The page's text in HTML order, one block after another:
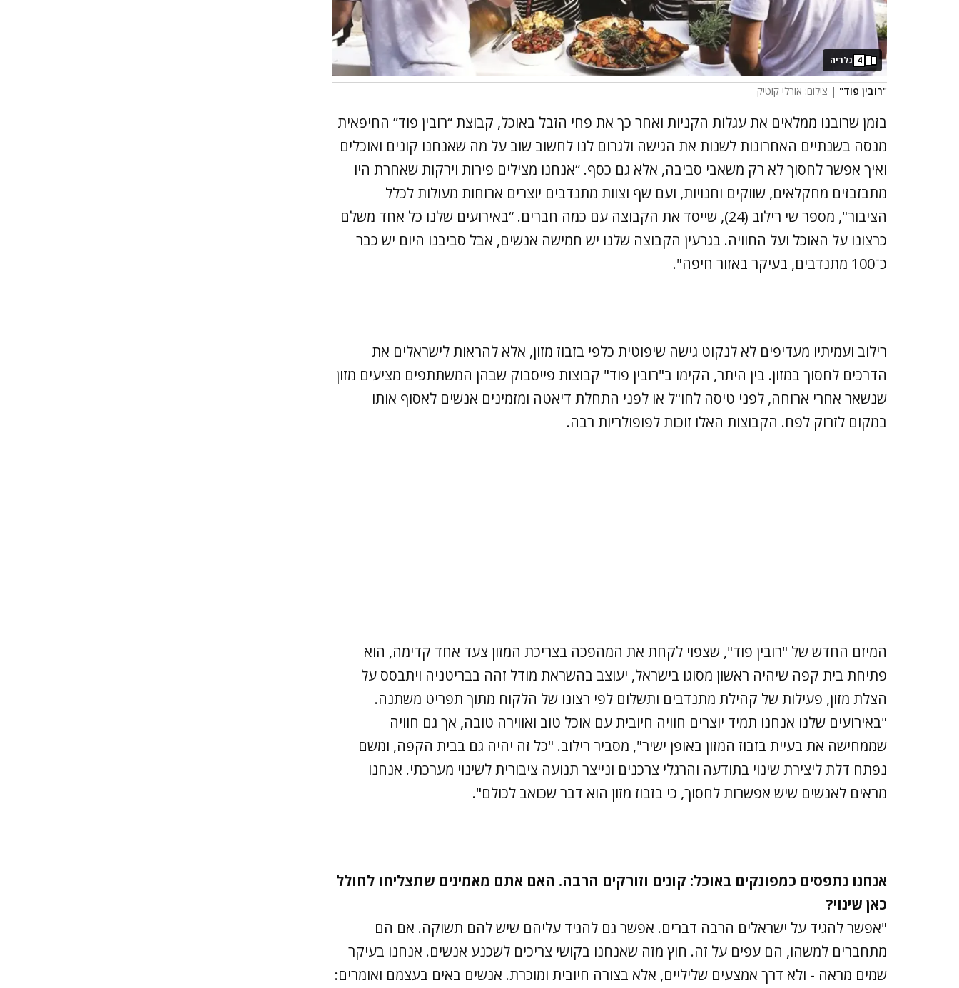
"רובין פוד" | צילום: אורלי קוטיק
4 גלריה
בזמן שרובנו ממלאים את עגלות הקניות ואחר כך את פחי הזבל באוכל, קבוצת “רובין פוד” החיפאית
מנסה בשנתיים האחרונות לשנות את הגישה ולגרום לנו לחשוב שוב על מה שאנחנו קונים ואוכלים
ואיך אפשר לחסוך לא רק משאבי סביבה, אלא גם כסף. “אנחנו מצילים פירות וירקות שאחרת היו
מתבזבזים מחקלאים, שווקים וחנויות, ועם שף וצוות מתנדבים יוצרים ארוחות מעולות לכלל
הציבור", מספר שי רילוב (24), שייסד את הקבוצה עם כמה חברים. “באירועים שלנו כל אחד משלם
כרצונו על האוכל ועל החוויה. בגרעין הקבוצה שלנו יש חמישה אנשים, אבל סביבנו היום יש כבר
כ־100 מתנדבים, בעיקר באזור חיפה".
רילוב ועמיתיו מעדיפים לא לנקוט גישה שיפוטית כלפי בזבוז מזון, אלא להראות לישראלים את
הדרכים לחסוך במזון. בין היתר, הקימו ב"רובין פוד" קבוצות פייסבוק שבהן המשתתפים מציעים מזון
שנשאר אחרי ארוחה, לפני טיסה לחו"ל או לפני התחלת דיאטה ומזמינים אנשים לאסוף אותו
במקום לזרוק לפח. הקבוצות האלו זוכות לפופולריות רבה.
המיזם החדש של "רובין פוד", שצפוי לקחת את המהפכה בצריכת המזון צעד אחד קדימה, הוא
פתיחת בית קפה שיהיה ראשון מסוגו בישראל, יעוצב בהשראת מודל זהה בבריטניה ויתבסס על
הצלת מזון, פעילות של קהילת מתנדבים ותשלום לפי רצונו של הלקוח מתוך תפריט משתנה.
"באירועים שלנו אנחנו תמיד יוצרים חוויה חיובית עם אוכל טוב ואווירה טובה, אך גם חוויה
שממחישה את בעיית בזבוז המזון באופן ישיר", מסביר רילוב. "כל זה יהיה גם בבית הקפה, ומשם
נפתח דלת ליצירת שינוי בתודעה והרגלי צרכנים ונייצר תנועה ציבורית לשינוי מערכתי. אנחנו
מראים לאנשים שיש אפשרות לחסוך, כי בזבוז מזון הוא דבר שכואב לכולם".
אנחנו נתפסים כמפונקים באוכל: קונים וזורקים הרבה. האם אתם מאמינים שתצליחו לחולל
כאן שינוי?
"אפשר להגיד על ישראלים הרבה דברים. אפשר גם להגיד עליהם שיש להם תשוקה. אם הם
מתחברים למשהו, הם עפים על זה. חוץ מזה שאנחנו בקושי צריכים לשכנע אנשים. אנחנו בעיקר
שמים מראה - ולא דרך אמצעים שליליים, אלא בצורה חיובית ומוכרת. אנשים באים בעצמם ואומרים: